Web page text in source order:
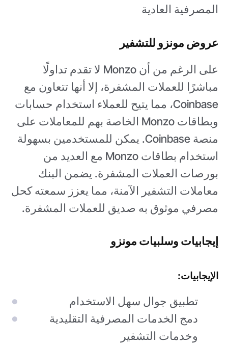
المصرفية العادية
عروض مونزو للتشفير
على الرغم من أن Monzo لا تقدم تداولًا
مباشرًا للعملات المشفرة، إلا أنها تتعاون مع
Coinbase، مما يتيح للعملاء استخدام حسابات
وبطاقات Monzo الخاصة بهم للمعاملات على
منصة Coinbase. يمكن للمستخدمين بسهولة
استخدام بطاقات Monzo مع العديد من
بورصات العملات المشفرة. يضمن البنك
معاملات التشفير الآمنة، مما يعزز سمعته كحل
مصرفي موثوق به صديق للعملات المشفرة.
إيجابيات وسلبيات مونزو
الإيجابيات:
تطبيق جوال سهل الاستخدام
دمج الخدمات المصرفية التقليدية
وخدمات التشفير